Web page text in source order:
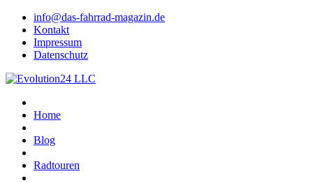
info@das-fahrrad-magazin.de
Kontakt
Impressum
Datenschutz
Home
Blog
Radtouren